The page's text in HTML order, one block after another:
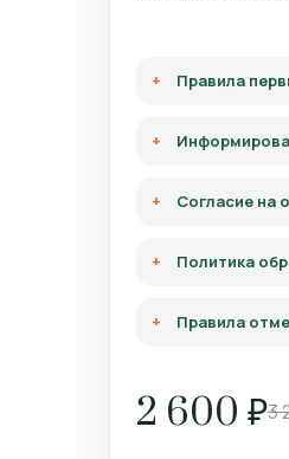
Правила
Согласие на
Политика
Правила
2 600 ₽3